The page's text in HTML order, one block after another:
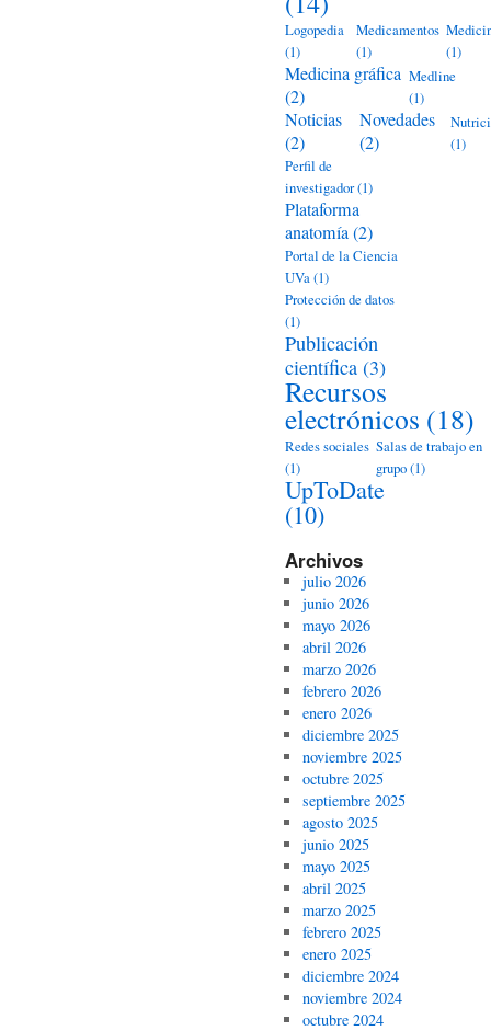
Logopedia
(1)
Medicamentos
(1)
(1)
Medicina gráfica
(2)
Medline
(1)
Noticias
(2)
Novedades
(2)
(1)
Perfil de
investigador(1)
Plataforma
anatomía(2)
Portal de la Ciencia
UVa(1)
Protección de datos
(1)
Publicación
científica (3)
Recursos
electrónicos (18)
Redes sociales
(1)
Salas de trabajo en
grupo(1)
UpToDate
(10)
Archivos
julio 2026
junio 2026
mayo 2026
abril 2026
marzo 2026
febrero 2026
enero 2026
diciembre 2025
noviembre 2025
octubre 2025
septiembre 2025
agosto 2025
junio 2025
mayo 2025
abril 2025
marzo 2025
febrero 2025
enero 2025
diciembre 2024
noviembre 2024
octubre 2024